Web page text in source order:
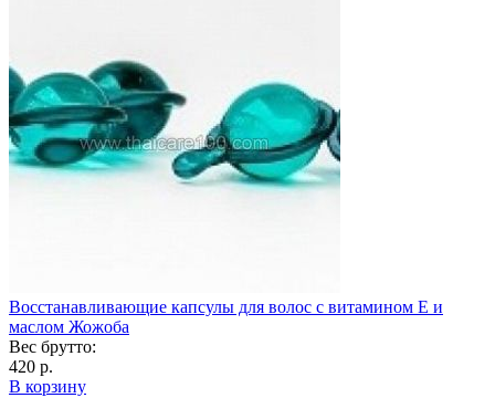
Восстанавливающие капсулы для волос с витамином Е и
маслом Жожоба
Вес брутто:
420 р.
В корзину